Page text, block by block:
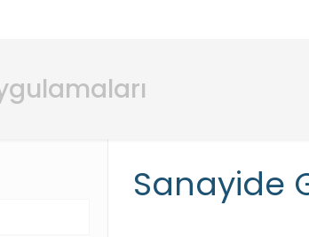
Sanayide